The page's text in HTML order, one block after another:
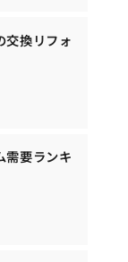
交換リフォ
需要ランキ